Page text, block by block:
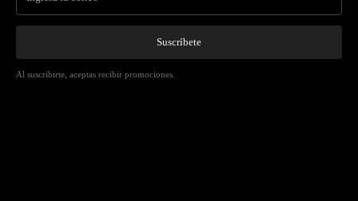
Suscríbete
Al suscribirte, aceptas recibir promociones.